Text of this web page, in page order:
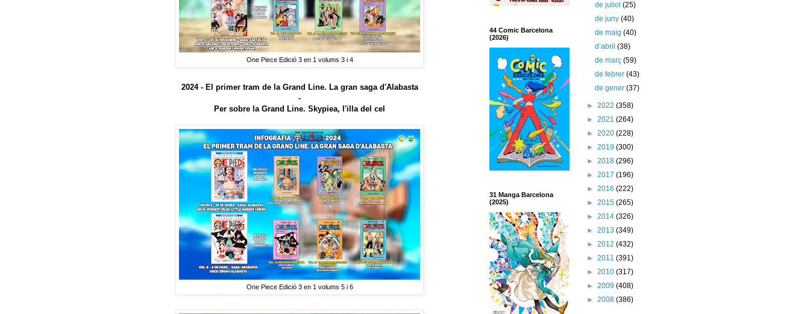
One Piece Edició 3 en 1 volums 3 i 4
2024 - El primer tram de la Grand Line. La gran saga d'Alabasta
-
Per sobre la Grand Line. Skypiea, l'illa del cel
One Piece Edició 3 en 1 volums 5 i 6
44 Comic Barcelona
(2026)
31 Manga Barcelona
(2025)
de juliol(25)
de juny(40)
de maig(40)
d’abril(38)
de març(59)
de febrer(43)
de gener(37)
► 2022 (358)
► 2021 (264)
► 2020 (228)
► 2019 (300)
► 2018 (296)
► 2017 (196)
► 2016 (222)
► 2015 (265)
► 2014 (326)
► 2013 (349)
► 2012 (432)
► 2011 (391)
► 2010 (317)
► 2009 (408)
► 2008 (386)